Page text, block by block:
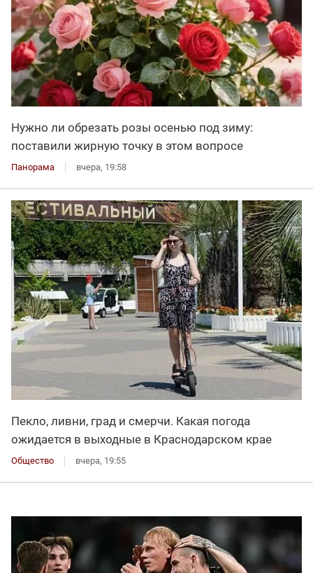
Нужно ли обрезать розы осенью под зиму:
поставили жирную точку в этом вопросе
Панорама вчера, 19:58
Пекло, ливни, град и смерчи. Какая погода
ожидается в выходные в Краснодарском крае
Общество вчера, 19:55